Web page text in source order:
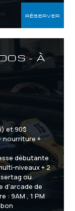
RÉSERVER
55 POUCES
- À
et 90$
nourriture +
débutante
niveaux + 2
ou
d'arcade de
: 9AM , 1 PM